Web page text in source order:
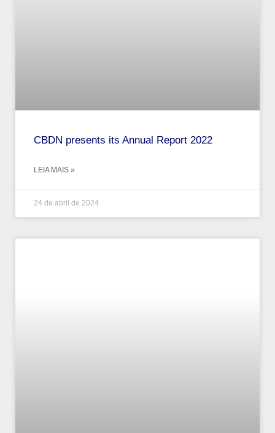
CBDN presents its Annual Report 2022
LEIA MAIS »
24 de abril de 2024